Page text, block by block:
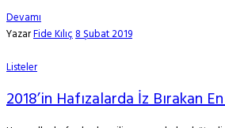
Devamı
YazarFide Kılıç8 Şubat 2019
Listeler
2018’in Hafızalarda İz Bırakan